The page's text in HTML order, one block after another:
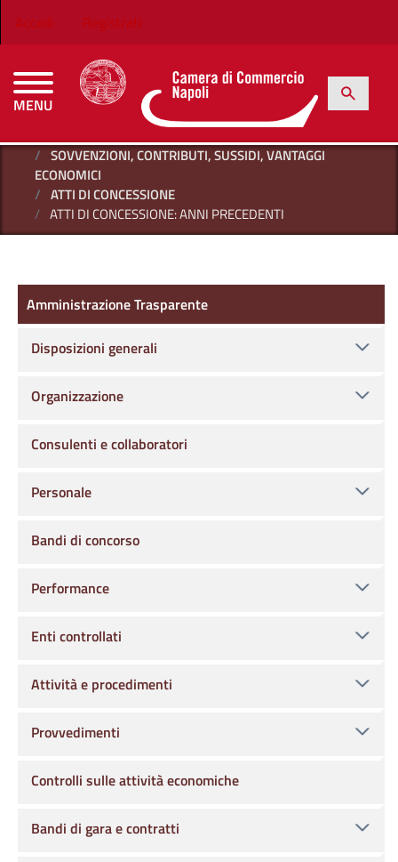
Menu profilo utente
Accedi Registrati
MENU
CAMERE DI COMMERCIO D'ITALIA
Cerca
h
SOVVENZIONI, CONTRIBUTI, SUSSIDI, VANTAGGI
ECONOMICI
ATTI DI CONCESSIONE
ATTI DI CONCESSIONE: ANNI PRECEDENTI
Amministrazione Trasparente
Amministrazione Trasparente
Disposizioni generali
Organizzazione
Consulenti e collaboratori
Personale
Bandi di concorso
Performance
Enti controllati
Attività e procedimenti
Provvedimenti
Controlli sulle attività economiche
Bandi di gara e contratti